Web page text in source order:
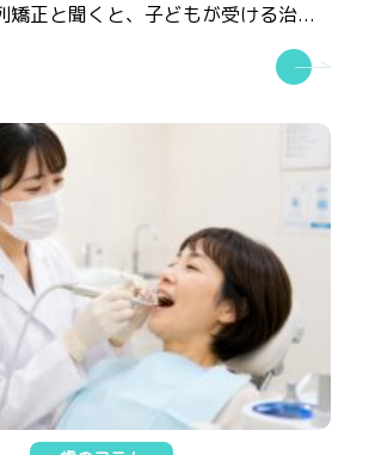
矯正と聞くと、子どもが受ける治...